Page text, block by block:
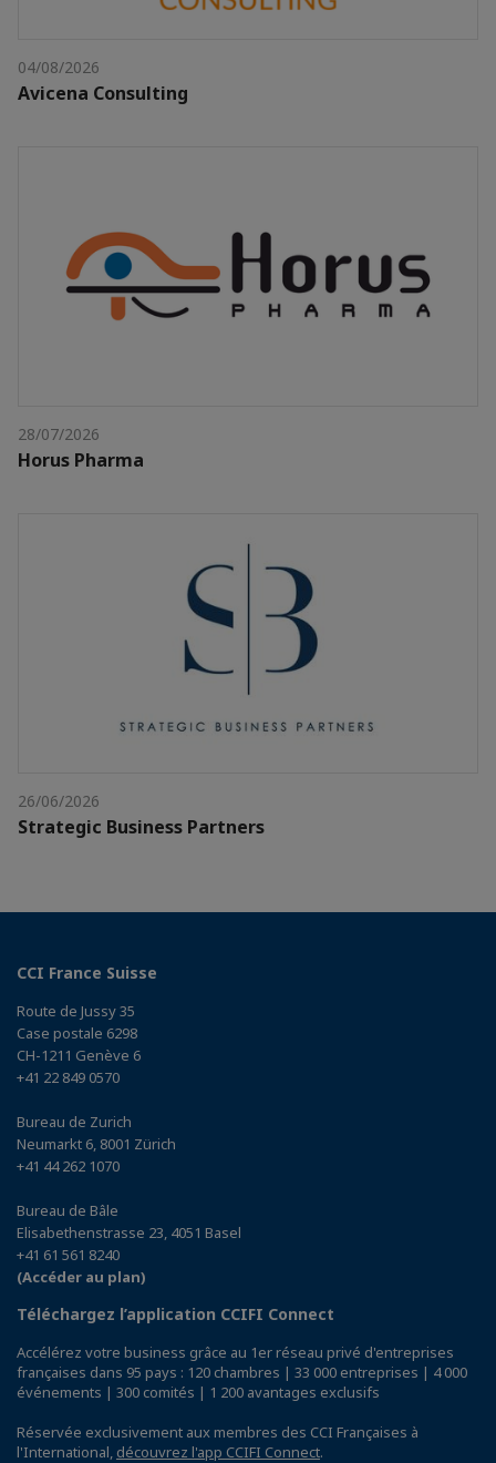
04/08/2026
Avicena Consulting
28/07/2026
Horus Pharma
26/06/2026
Strategic Business Partners
CCI France Suisse
Route de Jussy 35
Case postale 6298
CH-1211 Genève 6
+41 22 849 0570
Bureau de Zurich
Neumarkt 6, 8001 Zürich
+41 44 262 1070
Bureau de Bâle
Elisabethenstrasse 23, 4051 Basel
+41 61 561 8240
(Accéder au plan)
Téléchargez l’application CCIFI Connect
Accélérez votre business grâce au 1er réseau privé d'entreprises
françaises dans 95 pays : 120 chambres | 33 000 entreprises | 4 000
événements | 300 comités | 1 200 avantages exclusifs
Réservée exclusivement aux membres des CCI Françaises à
l'International, découvrez l'app CCIFI Connect.